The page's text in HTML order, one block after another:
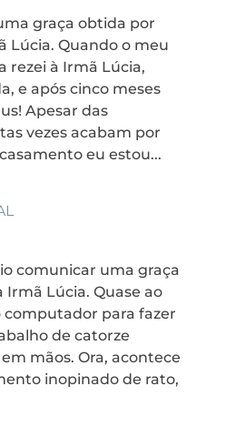
graça obtida por
Lúcia. Quando o meu
rezei à Irmã Lúcia,
e após cinco meses
Apesar das
vezes acabam por
eu estou...
comunicar uma graça
Irmã Lúcia. Quase ao
para fazer
de catorze
mãos. Ora, acontece
inopinado de rato,